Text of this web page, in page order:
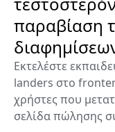
παραβίαση
Εκτελέστε
landers στο
χρήστες που
σελίδα πώλησης